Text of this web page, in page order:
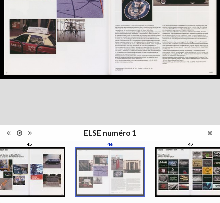
ELSE numéro 1
45 46 47
édition
qui ne s'appréhende pas
seulement pour elle-même,
mais se manisfeste en séries,
en collections, regroupées par
le regard du photographe, de
l'artiste, du critique, du
commissaire, du collectionneur
Type de
pages
Format
Ensemble
Collection Schifferli
ISBN/ISSN
ISBN 22350438